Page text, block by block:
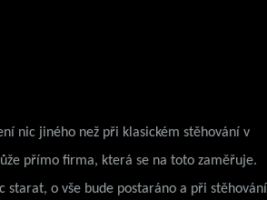
nic jiného než při klasickém stěhování v
přímo firma, která se na toto zaměřuje.
starat, o vše bude postaráno a při stěhování